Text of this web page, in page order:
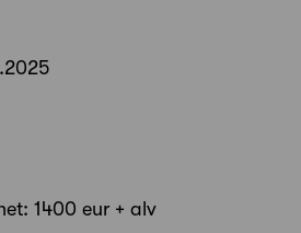
1400 eur + alv